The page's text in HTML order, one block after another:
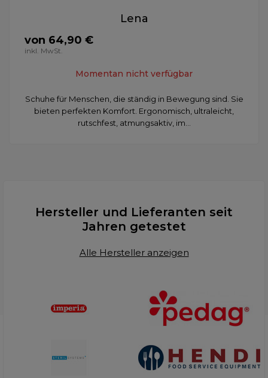
Lena
von 64,90 €
inkl. MwSt.
Momentan nicht verfügbar
Schuhe für Menschen, die ständig in Bewegung sind. Sie
bieten perfekten Komfort. Ergonomisch, ultraleicht,
rutschfest, atmungsaktiv, im...
Hersteller und Lieferanten seit
Jahren getestet
Alle Hersteller anzeigen